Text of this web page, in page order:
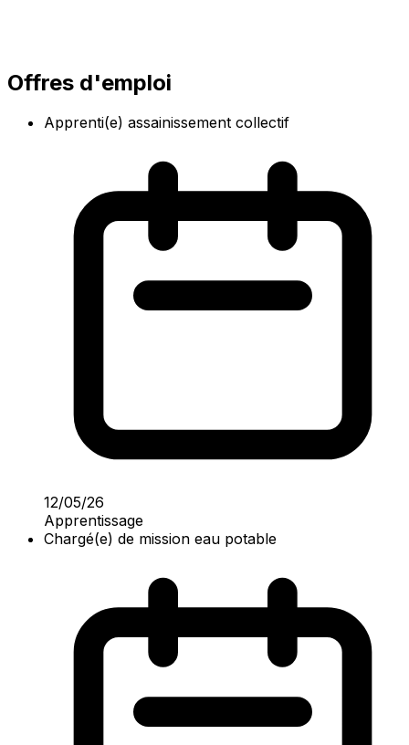
Offres d'emploi
Apprenti(e) assainissement collectif
12/05/26
Apprentissage
Chargé(e) de mission eau potable